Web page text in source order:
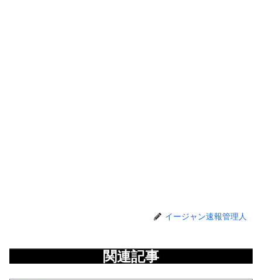
イージャン速報管理人
関連記事